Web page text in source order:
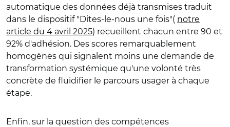
automatique des données déjà transmises traduit
dans le dispositif "Dites-le-nous une fois"( notre
article du 4 avril 2025) recueillent chacun entre 90 et
92% d'adhésion. Des scores remarquablement
homogènes qui signalent moins une demande de
transformation systémique qu'une volonté très
concrète de fluidifier le parcours usager à chaque
étape.
Enfin, sur la question des compétences